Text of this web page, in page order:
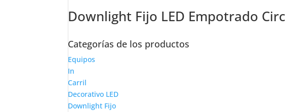
Downlight Fijo LED Empotrado
Categorías de los productos
Equipos
In
Carril
Decorativo LED
Downlight Fijo